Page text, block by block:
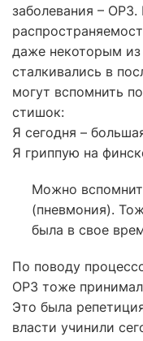
заболевания –
даже некоторым
сталкивались в
могут вспомнить
стишок:
Я сегодня –
Я гриппую на
Можно
(пневмония).
была в свое
По поводу
ОРЗ тоже
Это была
власти учинили